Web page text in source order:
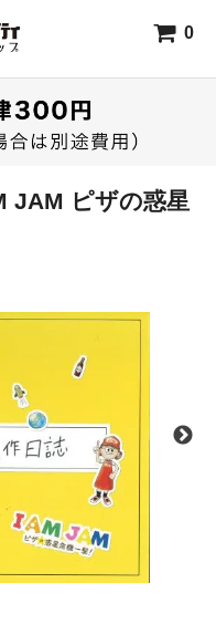
0
JAM ピザの惑星